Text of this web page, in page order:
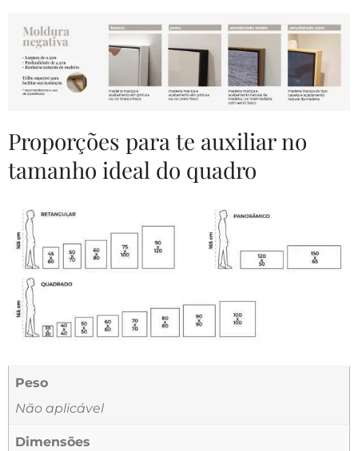
Proporções para te auxiliar no
tamanho ideal do quadro
Peso
Não aplicável
Dimensões